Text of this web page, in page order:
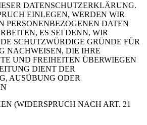
DATENSCHUTZERKLÄRUNG.
EINLEGEN, WERDEN WIR
PERSONENBEZOGENEN DATEN
ES SEI DENN, WIR
SCHUTZWÜRDIGE GRÜNDE FÜR
NACHWEISEN, DIE IHRE
UND FREIHEITEN ÜBERWIEGEN
DIENT DER
AUSÜBUNG ODER
(WIDERSPRUCH NACH ART. 21